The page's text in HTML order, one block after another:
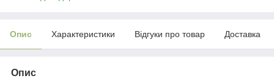
Опис Характеристики Відгуки про товар Доставка
Опис